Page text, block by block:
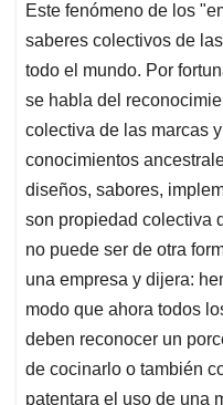
Este fenómeno de los
saberes colectivos de
todo el mundo. Por
se habla del
colectiva de las marcas
conocimientos
diseños, sabores,
son propiedad colectiva
no puede ser de otra
una empresa y dijera:
modo que ahora todos
deben reconocer un
de cocinarlo o también
patentara el uso de una